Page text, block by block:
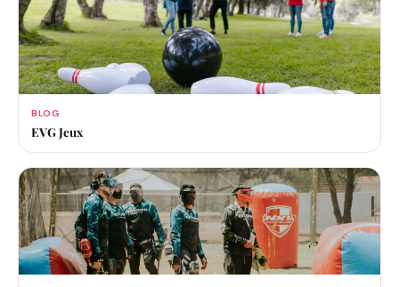
BLOG
EVG Jeux